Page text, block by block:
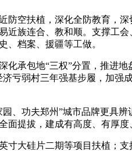
空扶植，深化全防教育，深
族连合、教和顺。支撑工
、档案、援疆等工做。
包地“三权”分置，推进地
亏弱村三年强基步履，加强
功夫郑州”城市品牌更具辨
提拔，建成有高度、有厚度
大硅片二期等项目扶植；支